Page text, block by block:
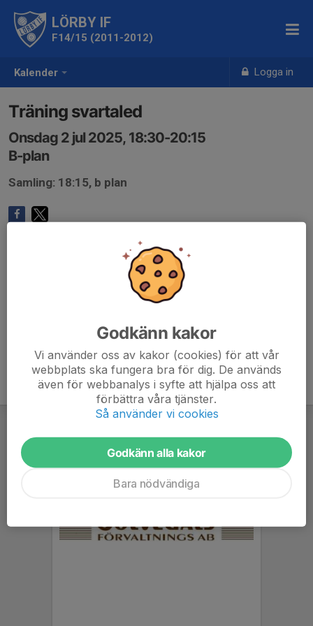
Kalender Logga in
LÖRBY IF
F14/15 (2011-2012)
Träning svartaled
Onsdag 2 jul 2025, 18:30-20:15
B-plan
Samling: 18:15, b plan
Godkänn kakor
Vi använder oss av kakor (cookies) för att vår
webbplats ska fungera bra för dig. De används
även för webbanalys i syfte att hjälpa oss att
förbättra våra tjänster.
Så använder vi cookies
Godkänn alla kakor
Bara nödvändiga